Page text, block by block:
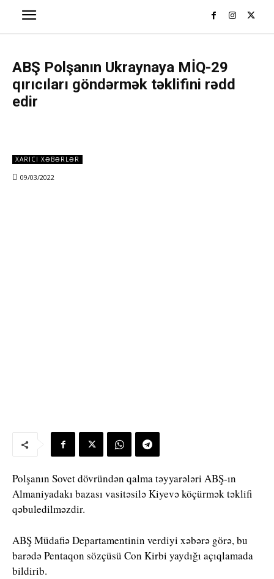
ABŞ Polşanın Ukraynaya MİQ-29
qırıcıları göndərmək təklifini rədd
edir
XARICI XƏBƏRLƏR
09/03/2022
Polşanın Sovet dövründən qalma təyyarələri ABŞ-ın
Almaniyadakı bazası vasitəsilə Kiyevə köçürmək təklifi
qəbuledilməzdir.
ABŞ Müdafiə Departamentinin verdiyi xəbərə görə, bu
barədə Pentaqon sözçüsü Con Kirbi yaydığı açıqlamada
bildirib.